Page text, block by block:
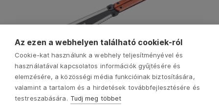
Az ezen a webhelyen található cookiek-ról
Cookie-kat használunk a webhely teljesítményével és
használatával kapcsolatos információk gyűjtésére és
elemzésére, a közösségi média funkcióinak biztosítására,
valamint a tartalom és a hirdetések továbbfejlesztésére és
testreszabására. Tudj meg többet